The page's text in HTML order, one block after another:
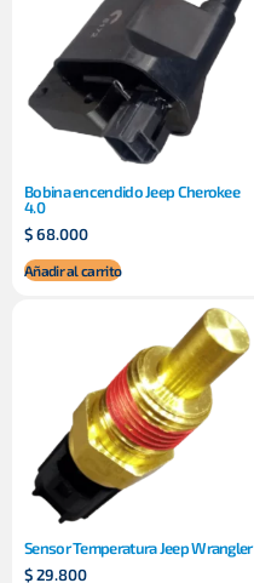
Bobina encendido Jeep Cherokee
4.0
$68.000
Añadir al carrito
Sensor Temperatura Jeep Wrangler
$29.800